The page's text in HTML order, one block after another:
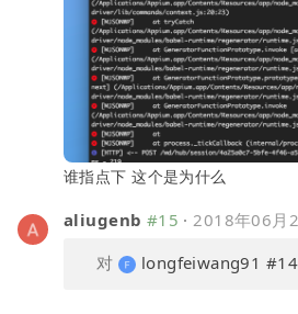
谁指点下 这个是为什么
aliugenb #15 · 2018年06月
对
longfeiwang91 #14